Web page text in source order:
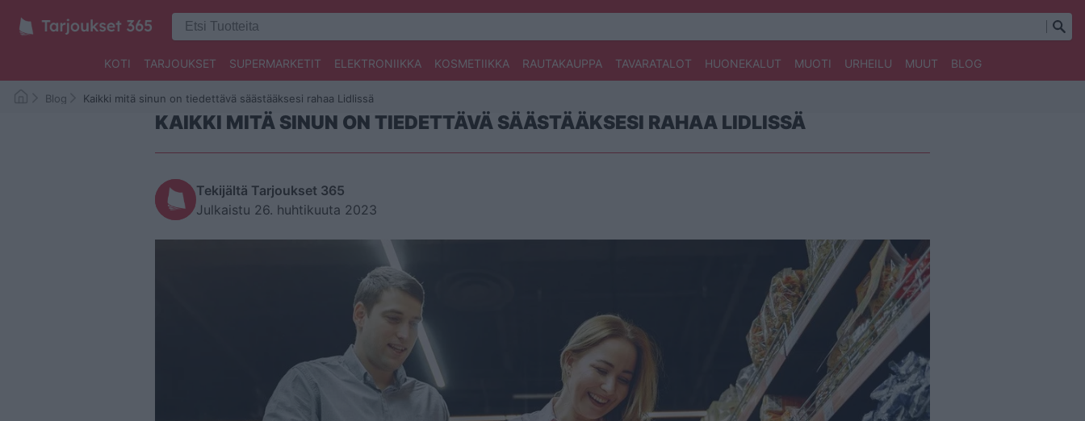
KOTI TARJOUKSET SUPERMARKETIT ELEKTRONIIKKA KOSMETIIKKA RAUTAKAUPPA TAVARATALOT HUONEKALUT MUOTI URHEILU MUUT BLOG
Blog Kaikki mitä sinun on tiedettävä säästääksesi rahaa Lidlissä
KAIKKI MITÄ SINUN ON TIEDETTÄVÄ SÄÄSTÄÄKSESI RAHAA LIDLISSÄ
Tekijältä Tarjoukset 365
Julkaistu 26. huhtikuuta 2023